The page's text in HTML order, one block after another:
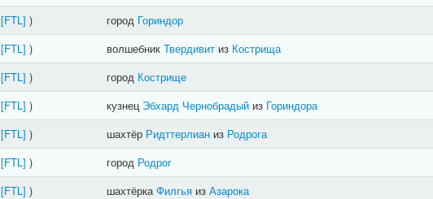
[FTL] ) город Гориндор
[FTL] ) волшебник Твердивитиз Кострища
[FTL] ) город Кострище
[FTL] ) кузнец Эбхард Чернобрадыйиз Гориндора
[FTL] ) шахтёр Ридттерлианиз Родрога
[FTL] ) город Родрог
[FTL] ) шахтёрка Филгьяиз Азарока